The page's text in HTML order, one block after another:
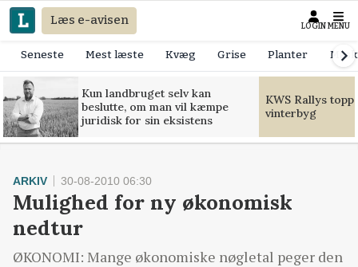
Læs e-avisen LOGIN MENU
Seneste Mest læste Kvæg Grise Planter
Kun landbruget selv kan
beslutte, om man vil kæmpe
juridisk for sin eksistens
KWS Rallys
vinterbyg
ARKIV 30-08-2010 06:30
Mulighed for ny økonomisk
nedtur
ØKONOMI: Mange økonomiske nøgletal peger den